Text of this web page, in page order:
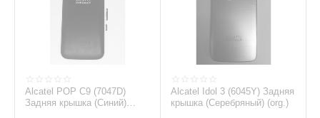
Alcatel POP C9 (7047D)
Задняя крышка (Синий)
Alcatel Idol 3 (6045Y) Задняя
крышка (Серебряный) (org.)